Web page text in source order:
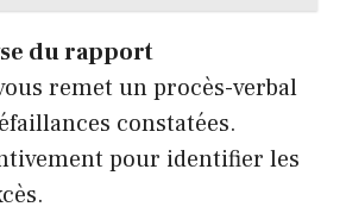
du rapport
remet un procès-verbal
constatées.
pour identifier les